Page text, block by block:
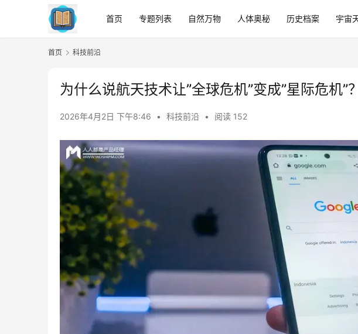
首页 专题列表 自然万物 人体奥秘 历史档案 宇宙
首页 科技前沿
为什么说航天技术让”全球危机”变成”星际危机”？
2026年4月2日 下午8:46 • 科技前沿 • 阅读 152